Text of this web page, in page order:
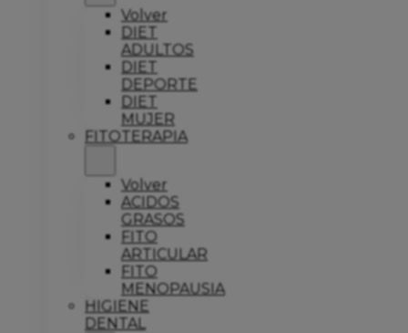
Volver
DIET
ADULTOS
DIET
DEPORTE
DIET
MUJER
FITOTERAPIA
Volver
ACIDOS
GRASOS
FITO
ARTICULAR
FITO
MENOPAUSIA
HIGIENE
DENTAL